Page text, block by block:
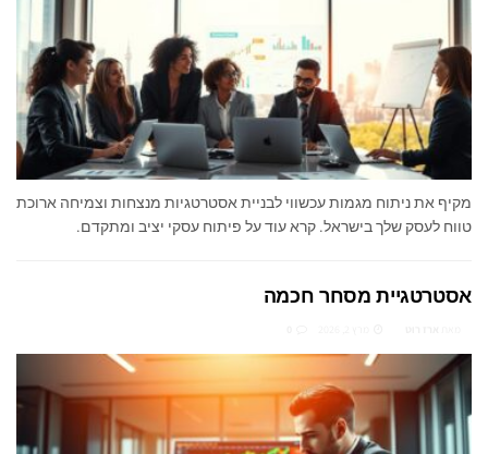
מקיף את ניתוח מגמות עכשווי לבניית אסטרטגיות מנצחות וצמיחה ארוכת
טווח לעסק שלך בישראל. קרא עוד על פיתוח עסקי יציב ומתקדם.
אסטרטגיית מסחר חכמה